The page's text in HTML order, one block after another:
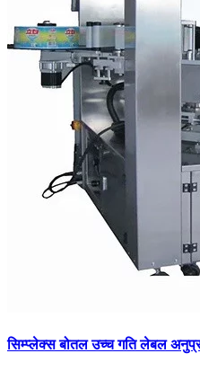
सिम्प्लेक्स बोतल उच्च गति लेबल